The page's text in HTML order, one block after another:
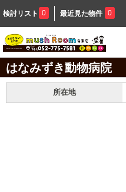
検討リスト 0 最近見た物件 0
はなみずき動物病院
所在地